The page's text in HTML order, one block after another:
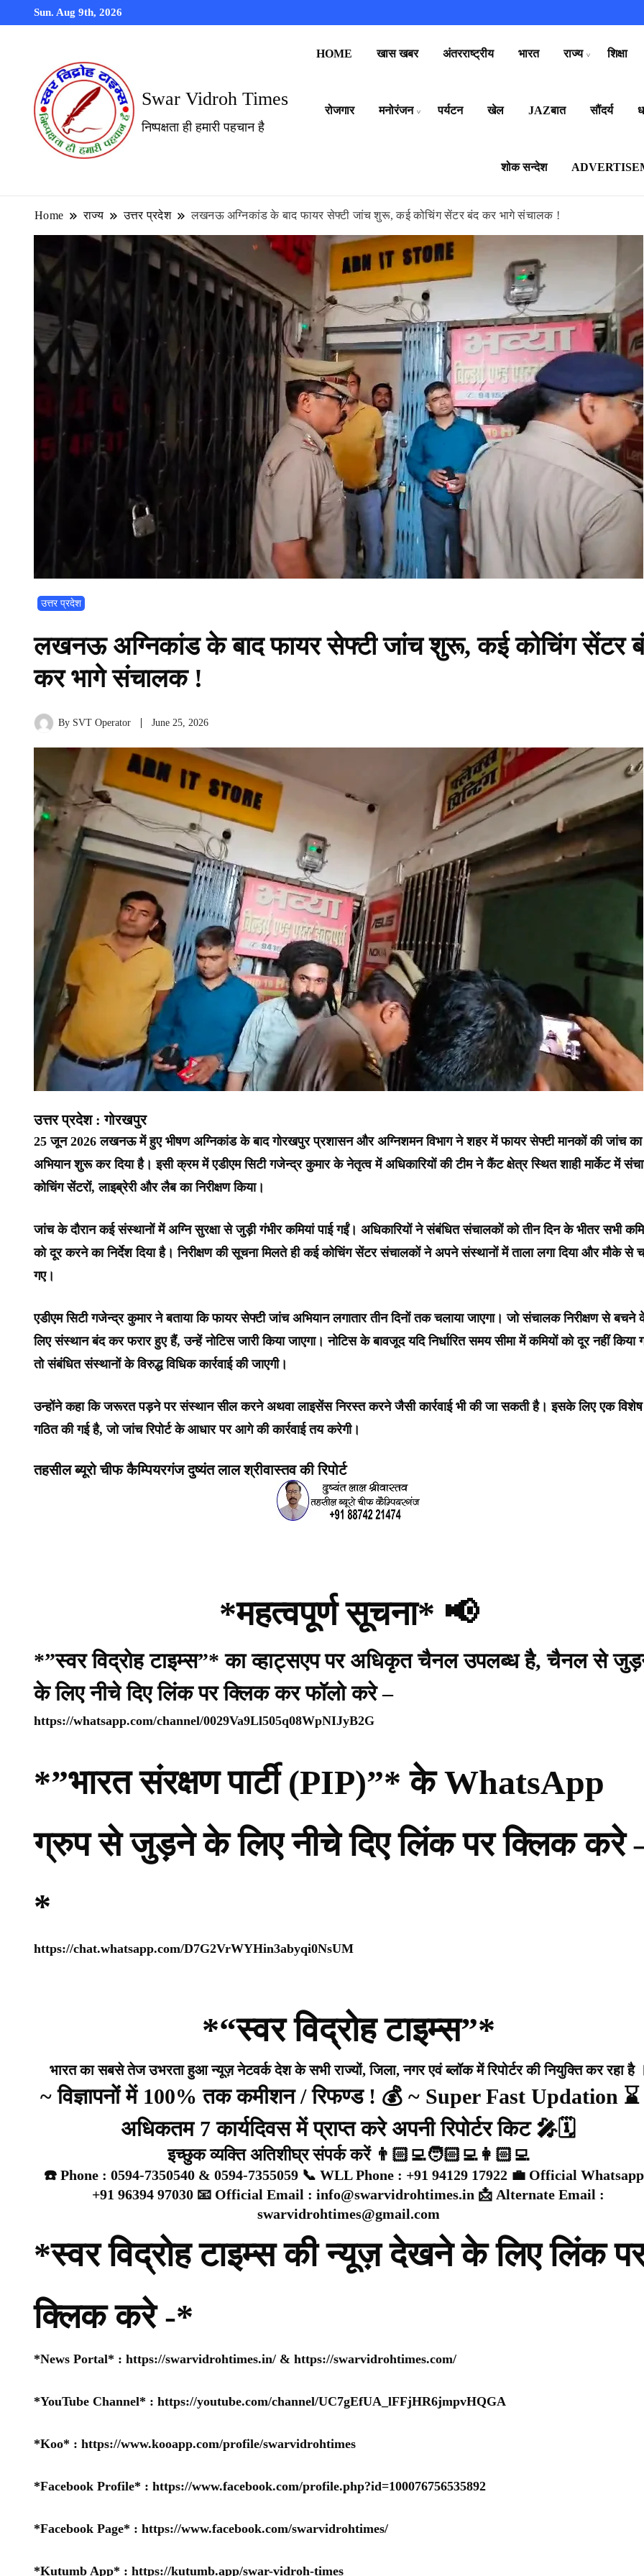
Sun. Aug 9th, 2026
Swar Vidroh Times
निष्पक्षता ही हमारी पहचान है
HOME खास खबर अंतरराष्ट्रीय भारत राज्य शिक्षा
रोजगार मनोरंजन पर्यटन खेल JAZबात सौंदर्य
शोक सन्देश
Home राज्य उत्तर प्रदेश लखनऊ अग्निकांड के बाद फायर सेफ्टी जांच शुरू, कई कोचिंग सेंटर बंद कर भागे संचालक !
उत्तर प्रदेश
लखनऊ अग्निकांड के बाद फायर सेफ्टी जांच शुरू, कई कोचिंग सेंटर
कर भागे संचालक !
By SVT Operator June 25, 2026
उत्तर प्रदेश : गोरखपुर
25 जून 2026 लखनऊ में हुए भीषण अग्निकांड के बाद गोरखपुर प्रशासन और अग्निशमन विभाग ने शहर में फायर सेफ्टी मानकों की जांच का
अभियान शुरू कर दिया है। इसी क्रम में एडीएम सिटी गजेन्द्र कुमार के नेतृत्व में अधिकारियों की टीम ने कैंट क्षेत्र स्थित शाही मार्केट में
कोचिंग सेंटरों, लाइब्रेरी और लैब का निरीक्षण किया।
जांच के दौरान कई संस्थानों में अग्नि सुरक्षा से जुड़ी गंभीर कमियां पाई गईं। अधिकारियों ने संबंधित संचालकों को तीन दिन के भीतर सभी
को दूर करने का निर्देश दिया है। निरीक्षण की सूचना मिलते ही कई कोचिंग सेंटर संचालकों ने अपने संस्थानों में ताला लगा दिया और मौके से
गए।
एडीएम सिटी गजेन्द्र कुमार ने बताया कि फायर सेफ्टी जांच अभियान लगातार तीन दिनों तक चलाया जाएगा। जो संचालक निरीक्षण से बचने
लिए संस्थान बंद कर फरार हुए हैं, उन्हें नोटिस जारी किया जाएगा। नोटिस के बावजूद यदि निर्धारित समय सीमा में कमियों को दूर नहीं किया
तो संबंधित संस्थानों के विरुद्ध विधिक कार्रवाई की जाएगी।
उन्होंने कहा कि जरूरत पड़ने पर संस्थान सील करने अथवा लाइसेंस निरस्त करने जैसी कार्रवाई भी की जा सकती है। इसके लिए एक विशेष
गठित की गई है, जो जांच रिपोर्ट के आधार पर आगे की कार्रवाई तय करेगी।
तहसील ब्यूरो चीफ कैम्पियरगंज दुष्यंत लाल श्रीवास्तव की रिपोर्ट
*महत्वपूर्ण सूचना* 📢
*”स्वर विद्रोह टाइम्स”* का व्हाट्सएप पर अधिकृत चैनल उपलब्ध है, चैनल से
के लिए नीचे दिए लिंक पर क्लिक कर फॉलो करे –
https://whatsapp.com/channel/0029Va9Ll505q08WpNIJyB2G
*”भारत संरक्षण पार्टी (PIP)”* के WhatsApp
ग्रुप से जुड़ने के लिए नीचे दिए लिंक पर क्लिक करे
*
https://chat.whatsapp.com/D7G2VrWYHin3abyqi0NsUM
*“स्वर विद्रोह टाइम्स”*
भारत का सबसे तेज उभरता हुआ न्यूज़ नेटवर्क देश के सभी राज्यों, जिला, नगर एवं ब्लॉक में रिपोर्टर की नियुक्ति कर रहा है
~ विज्ञापनों में 100% तक कमीशन / रिफण्ड ! 💰 ~ Super Fast Updation
अधिकतम 7 कार्यदिवस में प्राप्त करे अपनी रिपोर्टर किट 🎤🗓️
इच्छुक व्यक्ति अतिशीघ्र संपर्क करें 👨🏻‍💻🧑🏻‍💻👩🏻‍💻
☎️ Phone : 0594-7350540 & 0594-7355059 📞 WLL Phone : +91 94129 17922 💼 Official
+91 96394 97030 📧 Official Email : info@swarvidrohtimes.in 📩 Alternate Email :
swarvidrohtimes@gmail.com
*स्वर विद्रोह टाइम्स की न्यूज़ देखने के लिए लिंक
क्लिक करे -*
*News Portal* : https://swarvidrohtimes.in/ & https://swarvidrohtimes.com/
*YouTube Channel* : https://youtube.com/channel/UC7gEfUA_lFFjHR6jmpvHQGA
*Koo* : https://www.kooapp.com/profile/swarvidrohtimes
*Facebook Profile* : https://www.facebook.com/profile.php?id=100076756535892
*Facebook Page* : https://www.facebook.com/swarvidrohtimes/
*Kutumb App* : https://kutumb.app/swar-vidroh-times